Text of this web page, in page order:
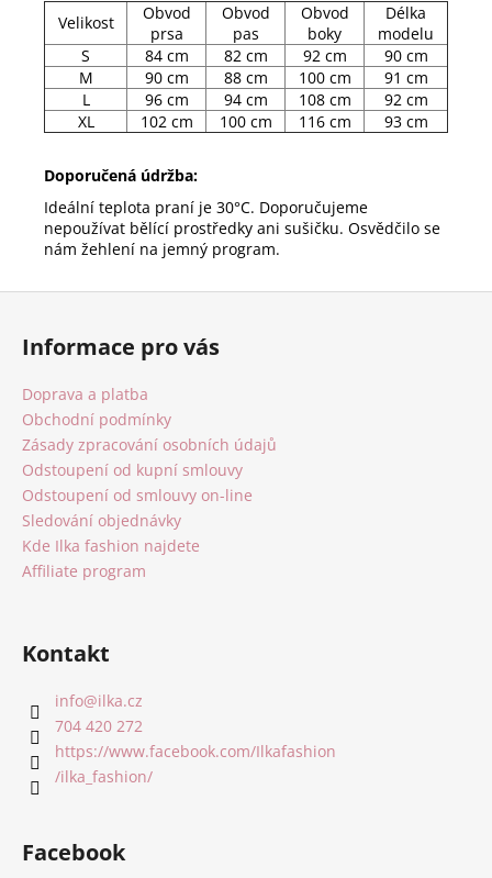
Velikost
Obvod
prsa
Obvod
pas
Obvod
boky
Délka
modelu
S
84 cm 82 cm 92 cm
90 cm
M
90 cm 88 cm 100 cm
91 cm
L
96 cm 94 cm 108 cm
92 cm
XL
102 cm 100 cm 116 cm 93 cm
Doporučená údržba:
Ideální teplota praní je 30°C. Doporučujeme
nepoužívat bělící prostředky ani sušičku. Osvědčilo se
nám žehlení na jemný program.
Z
Informace pro vás
Doprava a platba
Obchodní podmínky
Zásady zpracování osobních údajů
Odstoupení od kupní smlouvy
Odstoupení od smlouvy on-line
Sledování objednávky
Kde Ilka fashion najdete
Affiliate program
Kontakt
info@ilka.cz
704 420 272
https://www.facebook.com/Ilkafashion
/ilka_fashion/
Facebook